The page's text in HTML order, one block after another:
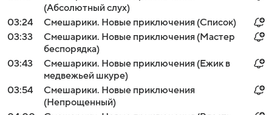
(Абсолютный слух)
03:24
Смешарики. Новые приключения (Список)
03:33
Смешарики. Новые приключения (Мастер
беспорядка)
03:43
Смешарики. Новые приключения (Ежик в
медвежьей шкуре)
03:54
Смешарики. Новые приключения
(Непрощенный)